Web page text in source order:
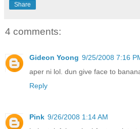
Share
4 comments:
Gideon Yoong 9/25/2008 7:16
aper ni lol. dun give face to
Reply
Pink 9/26/2008 1:14 AM